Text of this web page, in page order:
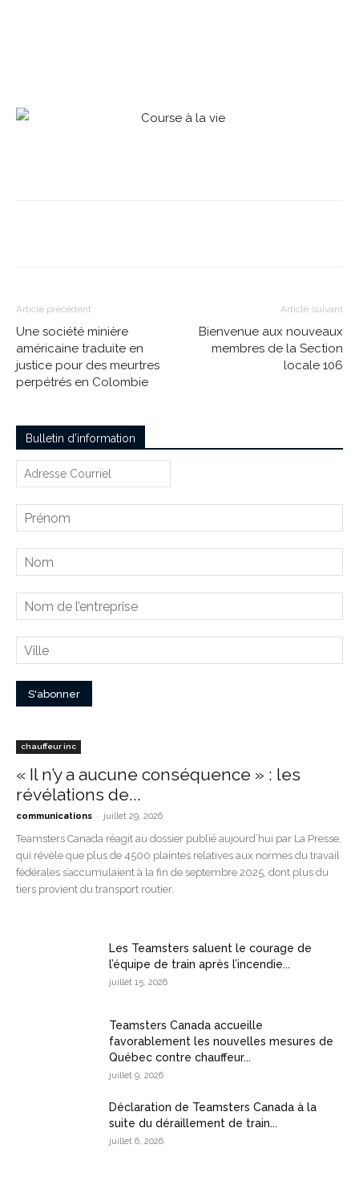
Article précédent
Une société minière
américaine traduite en
justice pour des meurtres
perpétrés en Colombie
Article suivant
Bienvenue aux nouveaux
membres de la Section
locale 106
Bulletin d’information
chauffeur inc
« Il n’y a aucune conséquence » : les
révélations de...
communications - juillet 29, 2026
Teamsters Canada réagit au dossier publié aujourd’hui par La Presse,
qui révèle que plus de 4500 plaintes relatives aux normes du travail
fédérales s’accumulaient à la fin de septembre 2025, dont plus du
tiers provient du transport routier.
Les Teamsters saluent le courage de
l’équipe de train après l’incendie...
juillet 15, 2026
Teamsters Canada accueille
favorablement les nouvelles mesures de
Québec contre chauffeur...
juillet 9, 2026
Déclaration de Teamsters Canada à la
suite du déraillement de train...
juillet 6, 2026